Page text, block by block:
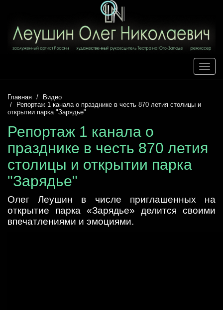
Toggle
Главная
Видео
Репортаж 1 канала о празднике в честь 870 летия столицы и
открытии парка "Зарядье"
Репортаж 1 канала о
празднике в честь 870 летия
столицы и открытии парка
"Зарядье"
Олег Леушин в числе приглашенных на
открытие парка «Зарядье» делится своими
впечатлениями и эмоциями.